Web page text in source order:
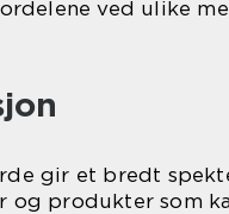
ved ulike
gir et bredt
og produkter som